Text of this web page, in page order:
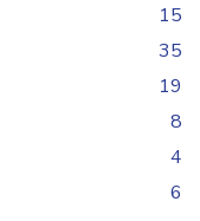
15
35
19
8
4
6